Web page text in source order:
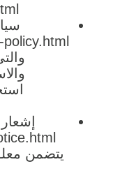
يتضمن